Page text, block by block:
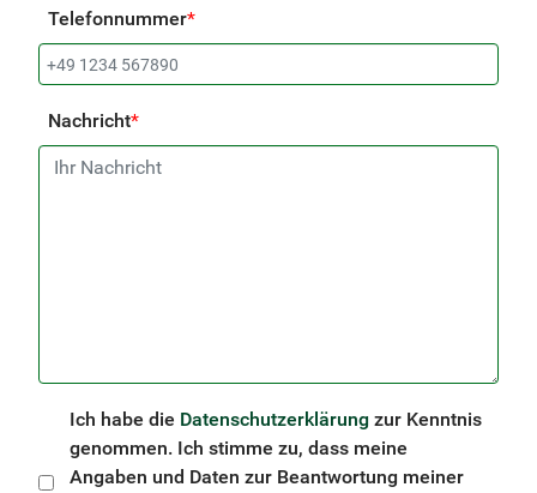
Telefonnummer*
Nachricht*
Ich habe die Datenschutzerklärung zur Kenntnis
genommen. Ich stimme zu, dass meine
Angaben und Daten zur Beantwortung meiner